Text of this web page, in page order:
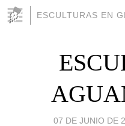
ESCULTURAS EN
07 DE JUNIO DE